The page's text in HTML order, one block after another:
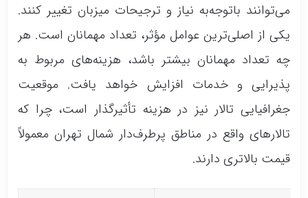
می‌توانند باتوجه‌به نیاز و ترجیحات میزبان تغییر کنند.
یکی از اصلی‌ترین عوامل مؤثر، تعداد مهمانان است. هر
چه تعداد مهمانان بیشتر باشد، هزینه‌های مربوط به
پذیرایی و خدمات افزایش خواهد یافت. موقعیت
جغرافیایی تالار نیز در هزینه تأثیرگذار است، چرا که
تالارهای واقع در مناطق پرطرف‌دار شمال تهران معمولاً
قیمت بالاتری دارند.